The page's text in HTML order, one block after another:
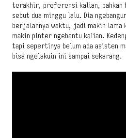
terakhir, preferensi kalian, bahkan
sebut dua minggu lalu. Dia
berjalannya waktu, jadi makin lama
makin pinter ngebantu kalian.
tapi sepertinya belum ada asisten
bisa ngelakuin ini sampai sekarang.